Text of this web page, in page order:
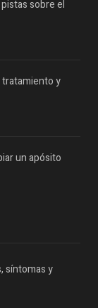
sobre el
tratamiento y
un apósito
síntomas y